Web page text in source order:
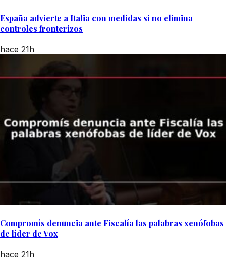
España advierte a Italia con medidas si no elimina
controles fronterizos
hace 21h
Compromís denuncia ante Fiscalía las palabras xenófobas
de líder de Vox
hace 21h